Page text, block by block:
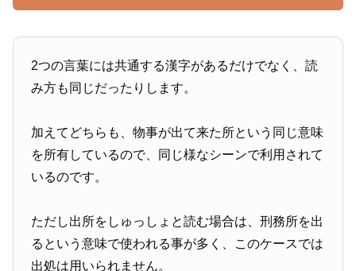
2つの言葉には共通する漢字があるだけでなく、読
み方も同じだったりします。
加えてどちらも、物事が出て来た所という同じ意味
を所有しているので、同じ様なシーンで利用されて
いるのです。
ただし出所をしゅっしょと読む場合は、刑務所を出
るという意味で使われる事が多く、このケースでは
出処は用いられません。